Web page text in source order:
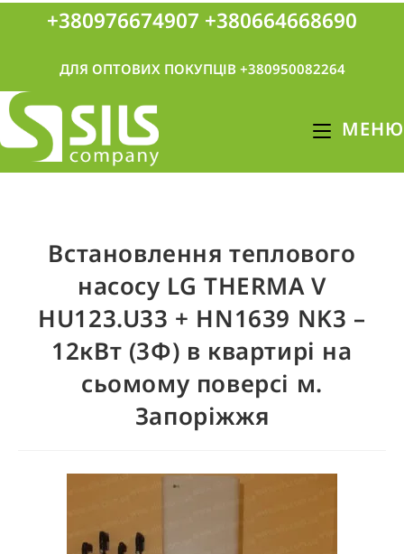
+380976674907 +380664668690
ДЛЯ ОПТОВИХ ПОКУПЦІВ +380950082264
МЕНЮ
Встановлення теплового
насосу LG THERMA V
HU123.U33 + HN1639 NK3 –
12кВт (3Ф) в квартирі на
сьомому поверсі м.
Запоріжжя